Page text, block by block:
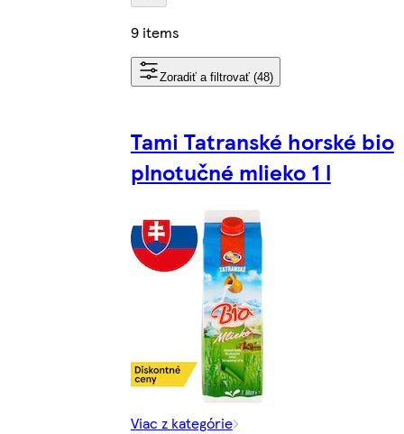
9 items
Zoradiť a filtrovať (48)
Tami Tatranské horské bio
plnotučné mlieko 1 l
Viac z kategórie